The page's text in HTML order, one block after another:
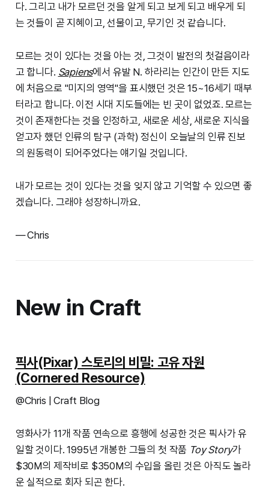
다. 그리고 내가 모르던 것을 알게 되고 보게 되고 배우게 되
는 것들이 곧 지혜이고, 선물이고, 무기인 것 같습니다.
모르는 것이 있다는 것을 아는 것, 그것이 발전의 첫걸음이라
고 합니다. Sapiens에서 유발 N. 하라리는 인간이 만든 지도
에 처음으로 "미지의 영역"을 표시했던 것은 15~16세기 때부
터라고 합니다. 이전 시대 지도들에는 빈 곳이 없었죠. 모르는
것이 존재한다는 것을 인정하고, 새로운 세상, 새로운 지식을
얻고자 했던 인류의 탐구 (과학) 정신이 오늘날의 인류 진보
의 원동력이 되어주었다는 얘기일 것입니다.
내가 모르는 것이 있다는 것을 잊지 않고 기억할 수 있으면 좋
겠습니다. 그래야 성장하니까요.
— Chris
New in Craft
픽사(Pixar) 스토리의 비밀: 고유 자원
(Cornered Resource)
@Chris | Craft Blog
영화사가 11개 작품 연속으로 흥행에 성공한 것은 픽사가 유
일할 것이다. 1995년 개봉한 그들의 첫 작품 Toy Story가
$30M의 제작비로 $350M의 수입을 올린 것은 아직도 놀라
운 실적으로 회자 되곤 한다.